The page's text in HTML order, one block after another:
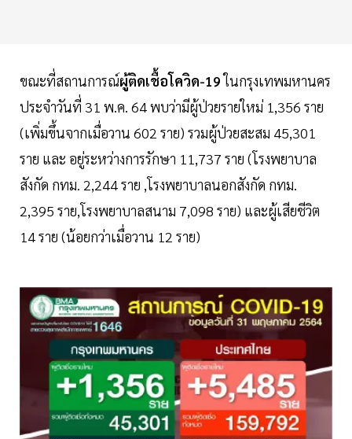
ขณะที่สถานการณ์ผู้ติดเชื้อโควิด-19ในกรุงเทพมหานคร
ประจำวันที่ 31 พ.ค. 64 พบว่ามีผู้ป่วยรายใหม่ 1,356 ราย
(เพิ่มขึ้นจากเมื่อวาน 602 ราย) รวมผู้ป่วยสะสม 45,301
ราย และ อยู่ระหว่างการรักษา 11,737 ราย (โรงพยาบาล
สังกัด กทม. 2,244 ราย ,โรงพยาบาลนอกสังกัด กทม.
2,395 ราย,โรงพยาบาลสนาม 7,098 ราย) และผู้เสียชีวิต
14 ราย (น้อยกว่าเมื่อวาน 12 ราย)